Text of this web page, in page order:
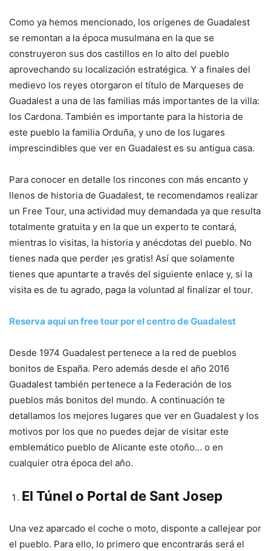
Como ya hemos mencionado, los orígenes de Guadalest
se remontan a la época musulmana en la que se
construyeron sus dos castillos en lo alto del pueblo
aprovechando su localización estratégica. Y a finales del
medievo los reyes otorgaron el título de Marqueses de
Guadalest a una de las familias más importantes de la villa:
los Cardona. También es importante para la historia de
este pueblo la familia Orduña, y uno de los lugares
imprescindibles que ver en Guadalest es su antigua casa.
Para conocer en detalle los rincones con más encanto y
llenos de historia de Guadalest, te recomendamos realizar
un Free Tour, una actividad muy demandada ya que resulta
totalmente gratuita y en la que un experto te contará,
mientras lo visitas, la historia y anécdotas del pueblo. No
tienes nada que perder ¡es gratis! Así que solamente
tienes que apuntarte a través del siguiente enlace y, si la
visita es de tu agrado, paga la voluntad al finalizar el tour.
Reserva aquí un free tour por el centro de Guadalest
Desde 1974 Guadalest pertenece a la red de pueblos
bonitos de España. Pero además desde el año 2016
Guadalest también pertenece a la Federación de los
pueblos más bonitos del mundo. A continuación te
detallamos los mejores lugares que ver en Guadalest y los
motivos por los que no puedes dejar de visitar este
emblemático pueblo de Alicante este otoño… o en
cualquier otra época del año.
El Túnel o Portal de Sant Josep
Una vez aparcado el coche o moto, disponte a callejear por
el pueblo. Para ello, lo primero que encontrarás será el